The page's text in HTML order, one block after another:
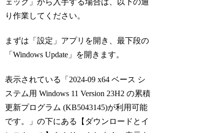
り作業してください。
まずは「設定」アプリを開き、最下段の
「Windows Update」を開きます。
表示されている「2024-09 x64 ベース シ
ステム用 Windows 11 Version 23H2 の累積
更新プログラム (KB5043145)が利用可能
です。」の下にある【ダウンロードとイ